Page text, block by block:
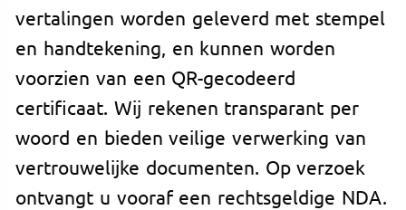
vertalingen worden geleverd met stempel
en handtekening, en kunnen worden
voorzien van een QR-gecodeerd
certificaat. Wij rekenen transparant per
woord en bieden veilige verwerking van
vertrouwelijke documenten. Op verzoek
ontvangt u vooraf een rechtsgeldige NDA.